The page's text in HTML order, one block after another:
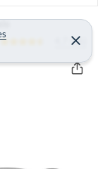
C
e
r
a
4.7 (86)